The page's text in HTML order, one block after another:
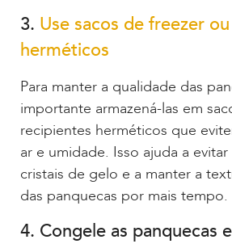
3. Use sacos de freezer
herméticos
Para manter a qualidade das
importante armazená-las em
recipientes herméticos que
ar e umidade. Isso ajuda a
cristais de gelo e a manter a
das panquecas por mais tempo.
4. Congele as panquecas